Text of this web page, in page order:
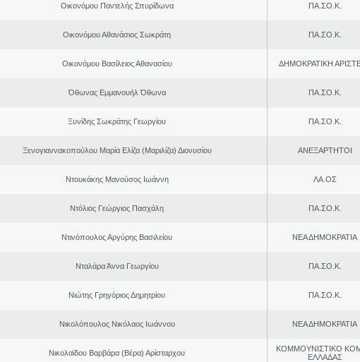
Οικονόμου Παντελής Σπυρίδωνα ΠΑ.ΣΟ.Κ.
Οικονόμου Αθανάσιος Σωκράτη ΠΑ.ΣΟ.Κ.
Οικονόμου Βασίλειος Αθανασίου ΔΗΜΟΚΡΑΤΙΚΗ
Όθωνας Εμμανουήλ Όθωνα ΠΑ.ΣΟ.Κ.
Ξυνίδης Σωκράτης Γεωργίου ΠΑ.ΣΟ.Κ.
Ξενογιαννακοπούλου Μαρία Ελίζα (Μαριλίζα) Διονυσίου ΑΝΕΞΑΡΤΗΤΟΙ
Ντουκάκης Μανούσος Ιωάννη ΛΑ.ΟΣ
Ντόλιος Γεώργιος Πασχάλη ΠΑ.ΣΟ.Κ.
Ντινόπουλος Αργύρης Βασιλείου ΝΕΑ ΔΗΜΟΚΡΑΤΙΑ
Νταλάρα Άννα Γεωργίου ΠΑ.ΣΟ.Κ.
Νιώτης Γρηγόριος Δημητρίου ΠΑ.ΣΟ.Κ.
Νικολόπουλος Νικόλαος Ιωάννου ΝΕΑ ΔΗΜΟΚΡΑΤΙΑ
Νικολαϊδου Βαρβάρα (Βέρα) Αρίσταρχου
ΚΟΜΜΟΥΝΙΣΤΙΚΟ
ΕΛΛΑΔΑΣ